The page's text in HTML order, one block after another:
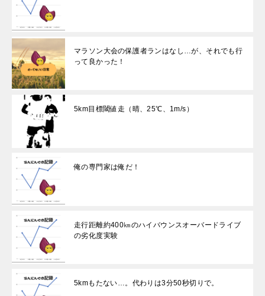
マラソン大会の保護者ランはなし…が、それでも行
って良かった！
5km目標閾値走（晴、25℃、1m/s）
俺の専門家は俺だ！
走行距離約400㎞のハイバウンスオーバードライブ
の劣化度実験
5kmもたない…。代わりは3分50秒切りで。